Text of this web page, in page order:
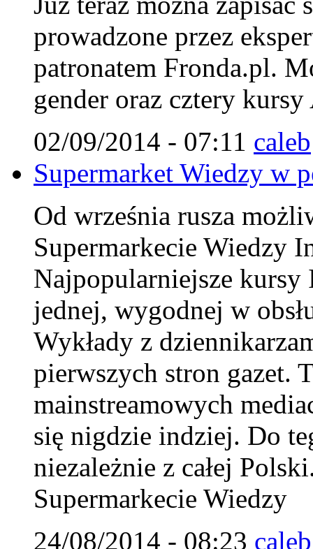
prowadzone przez
patronatem Fronda.pl.
gender oraz cztery
02/09/2014 - 07:11 caleb
Supermarket Wiedzy w
Od września rusza
Supermarkecie Wiedzy
Najpopularniejsze kursy
jednej, wygodnej w
Wykłady z
pierwszych stron gazet.
mainstreamowych
się nigdzie indziej. Do
niezależnie z całej
Supermarkecie Wiedzy
24/08/2014 - 08:23 caleb